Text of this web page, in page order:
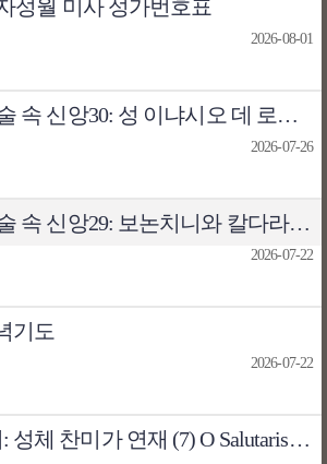
성월 미사 성가번호표
2026-08-01
신앙 속 예술, 예술 속 신앙30: 성 이냐시오 데 로욜라와 로젠의 받아 주소서
2026-07-26
신앙 속 예술, 예술 속 신앙29: 보논치니와 칼다라의 그리스도 발치의 막달레나
2026-07-22
기도
2026-07-22
교회음악 이야기: 성체 찬미가 연재 (7) O Salutaris Hostia - 하늘의 문을 여는 양식